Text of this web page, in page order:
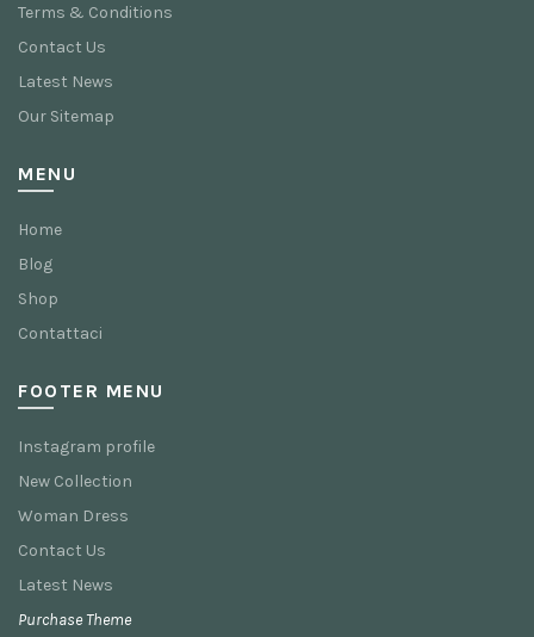
Terms & Conditions
Contact Us
Latest News
Our Sitemap
MENU
Home
Blog
Shop
Contattaci
FOOTER MENU
Instagram profile
New Collection
Woman Dress
Contact Us
Latest News
Purchase Theme